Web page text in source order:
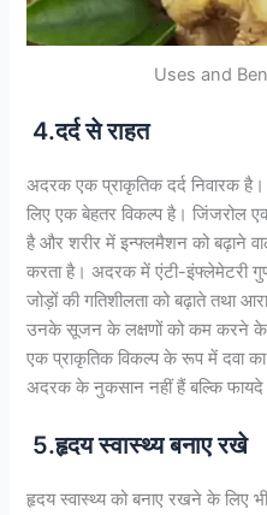
Uses and
4.दर्द से राहत
अदरक एक प्राकृतिक दर्द निवारक
लिए एक बेहतर विकल्प है। जिंजरोल
है और शरीर में इन्फ्लमैशन को बढ़ाने
करता है। अदरक में एंटी-इंफ्लेमेटरी
जोड़ों की गतिशीलता को बढ़ाते तथा
उनके सूजन के लक्षणों को कम करने के
एक प्राकृतिक विकल्प के रूप में दवा
अदरक के नुकसान नहीं हैं बल्कि फायदे
5.हृदय स्वास्थ्य बनाए रखे
हृदय स्वास्थ्य को बनाए रखने के लिए